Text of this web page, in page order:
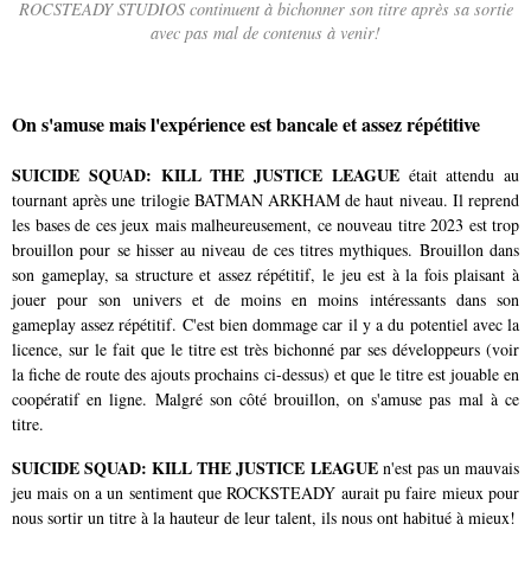
ROCSTEADY STUDIOS continuent à bichonner son titre après sa sortie
avec pas mal de contenus à venir!
On s'amuse mais l'expérience est bancale et assez répétitive
SUICIDE SQUAD: KILL THE JUSTICE LEAGUEétait attendu au
tournant après une trilogie BATMAN ARKHAM de haut niveau. Il reprend
les bases de ces jeux mais malheureusement, ce nouveau titre 2023 est trop
brouillon pour se hisser au niveau de ces titres mythiques. Brouillon dans
son gameplay, sa structure et assez répétitif, le jeu est à la fois plaisant à
jouer pour son univers et de moins en moins intéressants dans son
gameplay assez répétitif. C'est bien dommage car il y a du potentiel avec la
licence, sur le fait que le titre est très bichonné par ses développeurs (voir
la fiche de route des ajouts prochains ci-dessus) et que le titre est jouable en
coopératif en ligne. Malgré son côté brouillon, on s'amuse pas mal à ce
titre.
SUICIDE SQUAD: KILL THE JUSTICE LEAGUE n'est pas un mauvais
jeu mais on a un sentiment que ROCKSTEADY aurait pu faire mieux pour
nous sortir un titre à la hauteur de leur talent, ils nous ont habitué à mieux!